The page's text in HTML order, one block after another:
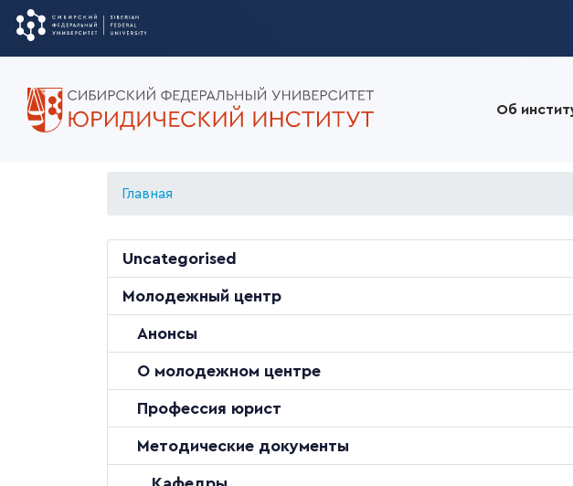
Об
Главная
Uncategorised
Молодежный центр
Анонсы
О молодежном центре
Профессия юрист
Методические документы